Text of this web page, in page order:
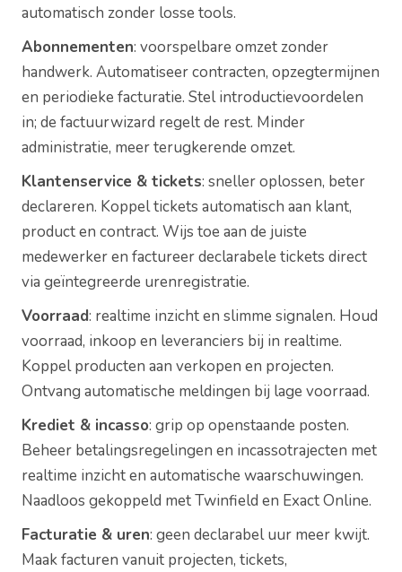
automatisch zonder losse tools.
Abonnementen: voorspelbare omzet zonder
handwerk. Automatiseer contracten, opzegtermijnen
en periodieke facturatie. Stel introductievoordelen
in; de factuurwizard regelt de rest. Minder
administratie, meer terugkerende omzet.
Klantenservice & tickets: sneller oplossen, beter
declareren. Koppel tickets automatisch aan klant,
product en contract. Wijs toe aan de juiste
medewerker en factureer declarabele tickets direct
via geïntegreerde urenregistratie.
Voorraad: realtime inzicht en slimme signalen. Houd
voorraad, inkoop en leveranciers bij in realtime.
Koppel producten aan verkopen en projecten.
Ontvang automatische meldingen bij lage voorraad.
Krediet & incasso: grip op openstaande posten.
Beheer betalingsregelingen en incassotrajecten met
realtime inzicht en automatische waarschuwingen.
Naadloos gekoppeld met Twinfield en Exact Online.
Facturatie & uren: geen declarabel uur meer kwijt.
Maak facturen vanuit projecten, tickets,